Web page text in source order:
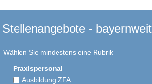
Stellenangebote - bayernweit
Wählen Sie mindestens eine Rubrik:
Praxispersonal
Ausbildung ZFA